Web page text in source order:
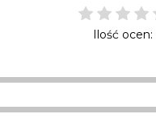
Ilość ocen: